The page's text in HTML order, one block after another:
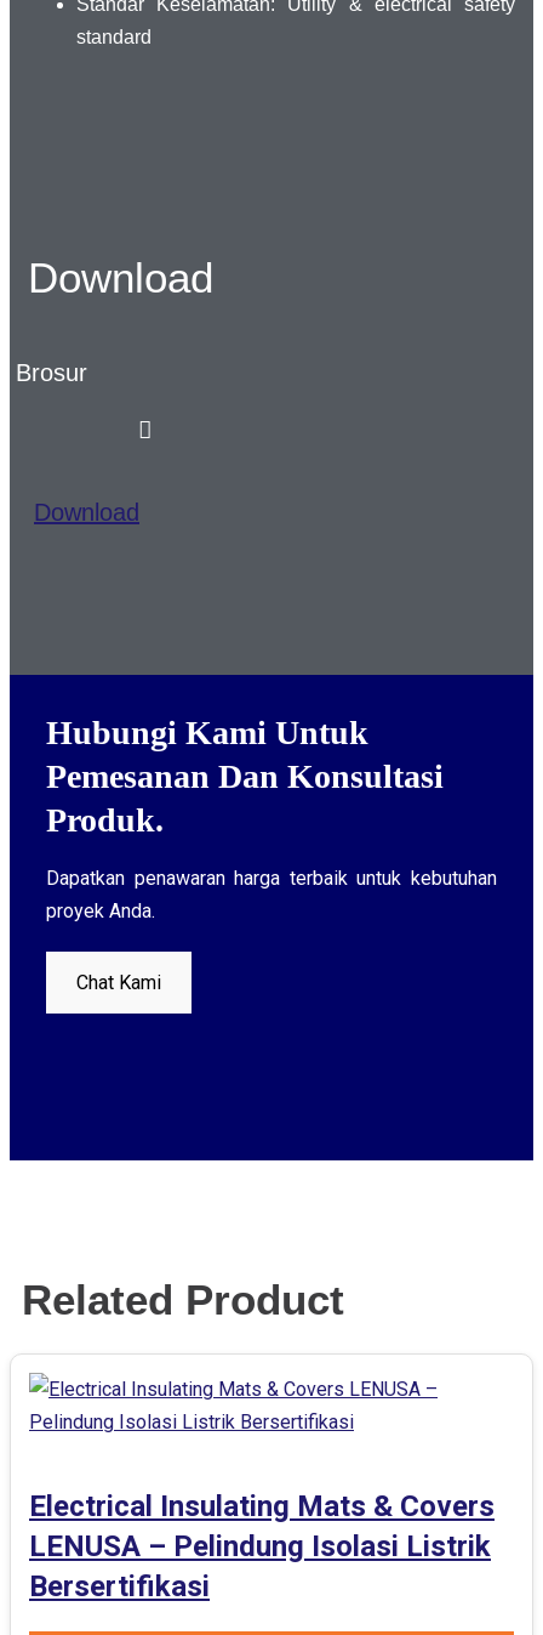
Standar Keselamatan: Utility & electrical safety
standard
Download
Brosur
Download
Hubungi Kami Untuk
Pemesanan Dan Konsultasi
Produk.
Dapatkan penawaran harga terbaik untuk kebutuhan
proyek Anda.
Chat Kami
Related Product
Electrical Insulating Mats & Covers
LENUSA – Pelindung Isolasi Listrik
Bersertifikasi